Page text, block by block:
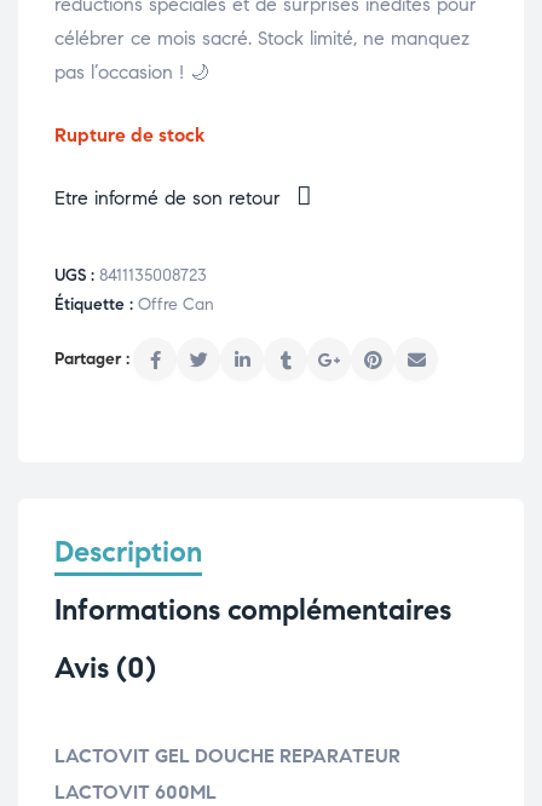
célébrer ce mois sacré. Stock limité, ne manquez
pas l’occasion ! 🌙
Rupture de stock
Etre informé de son retour
UGS : 8411135008723
Étiquette : Offre Can
Description
Informations complémentaires
Avis (0)
LACTOVIT GEL DOUCHE REPARATEUR
LACTOVIT 600ML